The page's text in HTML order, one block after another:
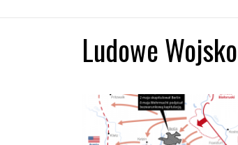
Ludowe